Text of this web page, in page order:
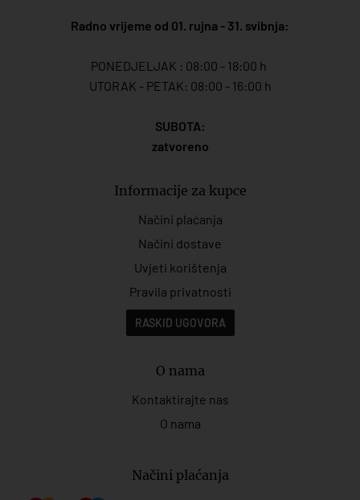
Radno vrijeme od 01. rujna - 31. svibnja:
PONEDJELJAK : 08:00 - 18:00 h
UTORAK - PETAK: 08:00 - 16:00 h
SUBOTA:
zatvoreno
Informacije za kupce
Načini plaćanja
Načini dostave
Uvjeti korištenja
Pravila privatnosti
RASKID UGOVORA
O nama
Kontaktirajte nas
O nama
Načini plaćanja